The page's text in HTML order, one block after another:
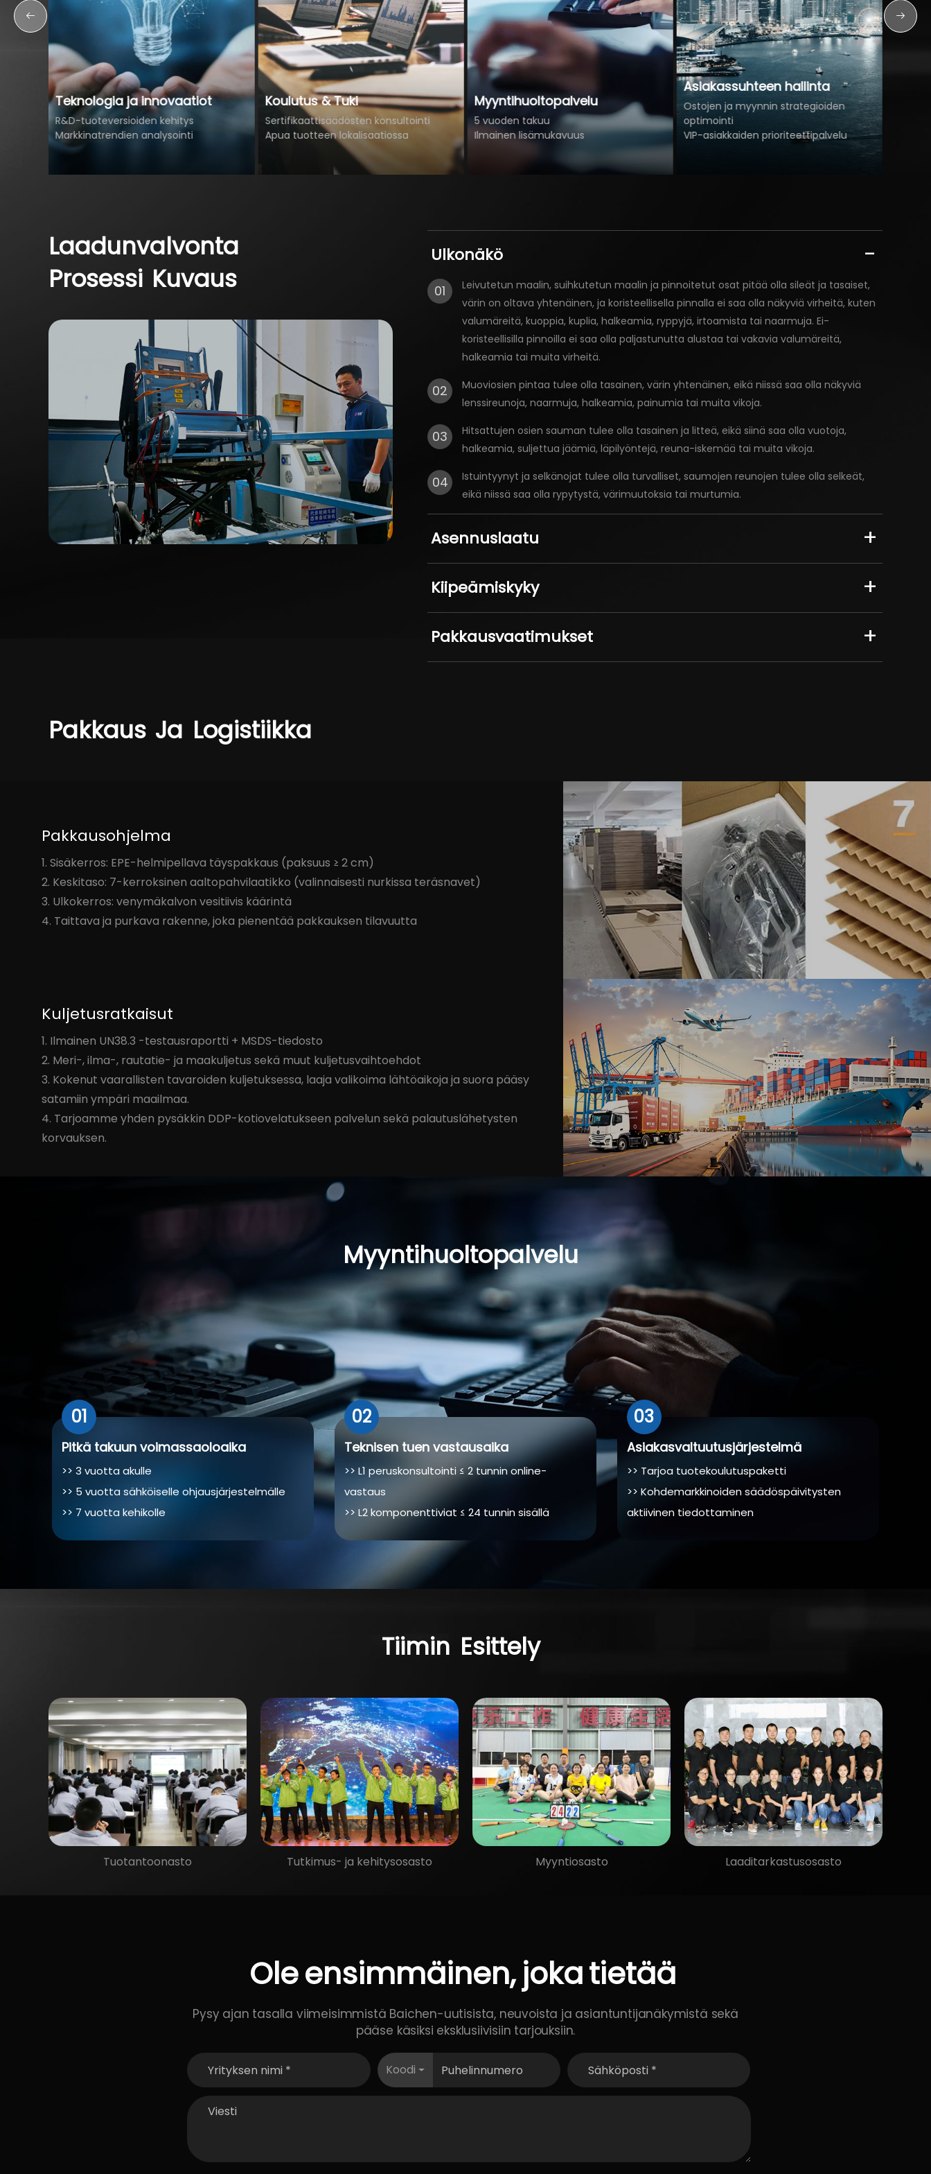
Teknologia ja innovaatiot
R&D-tuoteversioiden kehitys
Markkinatrendien analysointi
Koulutus & Tuki
Sertifikaattisäädösten konsultointi
Apua tuotteen lokalisaatiossa
Myyntihuoltopalvelu
5 vuoden takuu
Ilmainen lisämukavuus
Asiakassuhteen hallinta
Ostojen ja myynnin strategioiden
optimointi
VIP-asiakkaiden prioriteettipalvelu
Laadunvalvonta
Prosessi Kuvaus
Ulkonäkö
01
Leivutetun maalin, suihkutetun maalin ja pinnoitetut osat pitää olla sileät ja tasaiset,
värin on oltava yhtenäinen, ja koristeellisella pinnalla ei saa olla näkyviä virheitä, kuten
valumäreitä, kuoppia, kuplia, halkeamia, ryppyjä, irtoamista tai naarmuja. Ei-
koristeellisilla pinnoilla ei saa olla paljastunutta alustaa tai vakavia valumäreitä,
halkeamia tai muita virheitä.
02
Muoviosien pintaa tulee olla tasainen, värin yhtenäinen, eikä niissä saa olla näkyviä
lenssireunoja, naarmuja, halkeamia, painumia tai muita vikoja.
03
Hitsattujen osien sauman tulee olla tasainen ja litteä, eikä siinä saa olla vuotoja,
halkeamia, suljettua jäämiä, läpilyöntejä, reuna-iskemää tai muita vikoja.
04
Istuintyynyt ja selkänojat tulee olla turvalliset, saumojen reunojen tulee olla selkeät,
eikä niissä saa olla rypytystä, värimuutoksia tai murtumia.
Asennuslaatu
Kiipeämiskyky
Pakkausvaatimukset
Pakkaus Ja Logistiikka
Pakkausohjelma
1. Sisäkerros: EPE-helmipellava täyspakkaus (paksuus ≥ 2 cm)
2. Keskitaso: 7-kerroksinen aaltopahvilaatikko (valinnaisesti nurkissa teräsnavet)
3. Ulkokerros: venymäkalvon vesitiivis käärintä
4. Taittava ja purkava rakenne, joka pienentää pakkauksen tilavuutta
Kuljetusratkaisut
1. Ilmainen UN38.3 -testausraportti + MSDS-tiedosto
2. Meri-, ilma-, rautatie- ja maakuljetus sekä muut kuljetusvaihtoehdot
3. Kokenut vaarallisten tavaroiden kuljetuksessa, laaja valikoima lähtöaikoja ja suora pääsy
satamiin ympäri maailmaa.
4. Tarjoamme yhden pysäkkin DDP-kotiovelatukseen palvelun sekä palautuslähetysten
korvauksen.
Myyntihuoltopalvelu
01
Pitkä takuun voimassaoloaika
>> 3 vuotta akulle
>> 5 vuotta sähköiselle ohjausjärjestelmälle
>> 7 vuotta kehikolle
02
Teknisen tuen vastausaika
>> L1 peruskonsultointi ≤ 2 tunnin online-
vastaus
>> L2 komponenttiviat ≤ 24 tunnin sisällä
>> L3 vakavat onnettomuudet ≤ 72 tunnin
sisällä räätälöity ratkaisu
03
Asiakasvaltuutusjärjestelmä
>> Tarjoa tuotekoulutuspaketti
>> Kohdemarkkinoiden säädöspäivitysten
aktiivinen tiedottaminen
Tiimin Esittely
Tuotantoonasto Tutkimus- ja kehitysosasto Myyntiosasto Laaditarkastusosasto
Oleensimmäinen, jokatietää
Pysy ajan tasalla viimeisimmistä Baichen-uutisista, neuvoista ja asiantuntijanäkymistä sekä
pääse käsiksi eksklusiivisiin tarjouksiin.
Koodi